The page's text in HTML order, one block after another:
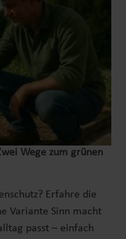
Wege zum grünen
Erfahre die
Variante Sinn macht
passt – einfach